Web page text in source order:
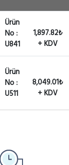
Ürün
No :
U841
1,897.82₺
+ KDV
Ürün
No :
U511
8,049.01₺
+ KDV